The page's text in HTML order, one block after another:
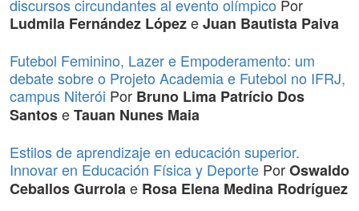
discursos circundantes al evento olímpico Por
Ludmila Fernández LópezeJuan Bautista Paiva
Futebol Feminino, Lazer e Empoderamento: um
debate sobre o Projeto Academia e Futebol no IFRJ,
campus Niterói Por Bruno Lima Patrício Dos
SantoseTauan Nunes Maia
Estilos de aprendizaje en educación superior.
Innovar en Educación Física y Deporte PorOswaldo
Ceballos Gurrolae Rosa Elena Medina Rodríguez